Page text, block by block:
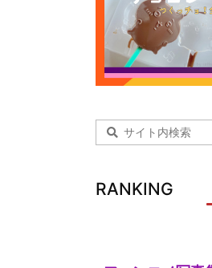
RANKING